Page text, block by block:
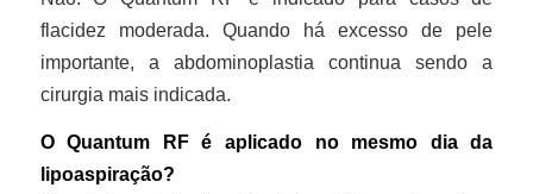
flacidez moderada. Quando há excesso de pele
importante, a abdominoplastia continua sendo a
cirurgia mais indicada.
O Quantum RF é aplicado no mesmo dia da
lipoaspiração?